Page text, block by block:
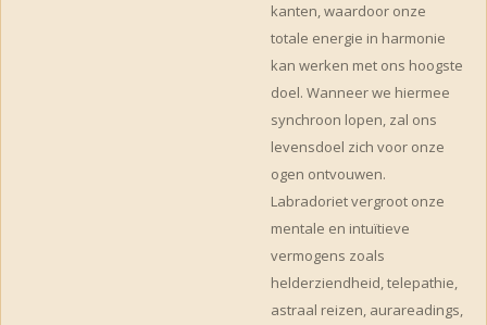
kanten, waardoor onze
totale energie in harmonie
kan werken met ons hoogste
doel. Wanneer we hiermee
synchroon lopen, zal ons
levensdoel zich voor onze
ogen ontvouwen.
Labradoriet vergroot onze
mentale en intuïtieve
vermogens zoals
helderziendheid, telepathie,
astraal reizen, aurareadings,